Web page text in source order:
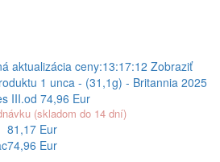
aktualizácia ceny:13:17:12 Zobraziť
1 unca - (31,1g) - Britannia 2025
III.od 74,96 Eur
(skladom do 14 dní)
81,17 Eur
74,96 Eur